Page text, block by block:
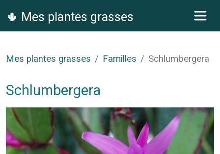
🌵 Mes plantes grasses
Mes plantes grasses Familles Schlumbergera
Schlumbergera